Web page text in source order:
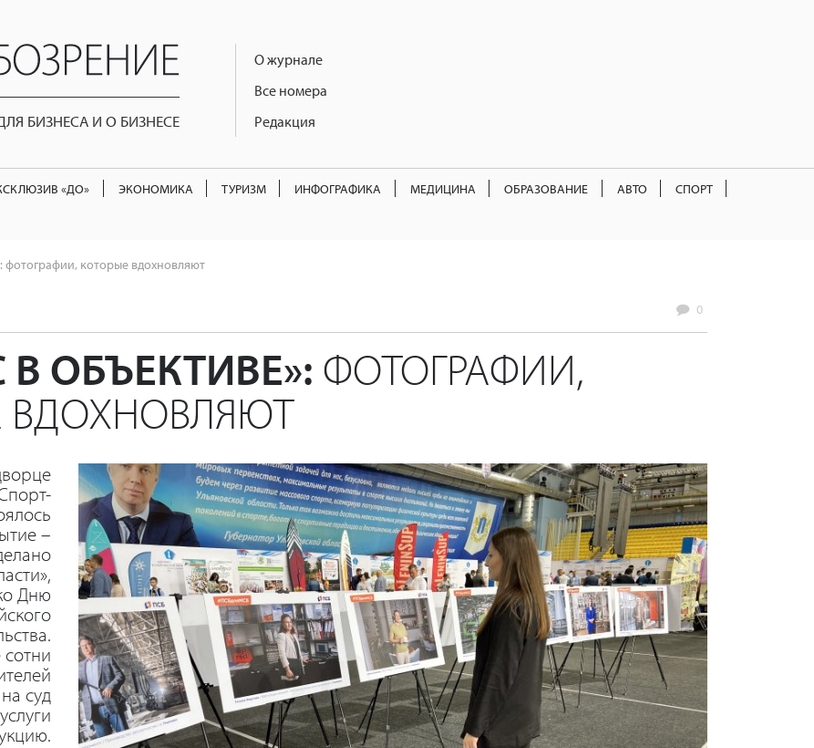
БИЗНЕСА И О БИЗНЕСЕ
О журнале
Все номера
Редакция
«ДО» ЭКОНОМИКА ТУРИЗМ ИНФОГРАФИКА МЕДИЦИНА ОБРАЗОВАНИЕ АВТО СПОРТ
фотографии, которые вдохновляют
0
В ОБЪЕКТИВЕ»: ФОТОГРАФИИ,
ВДОХНОВЛЯЮТ
–
Дню
суд